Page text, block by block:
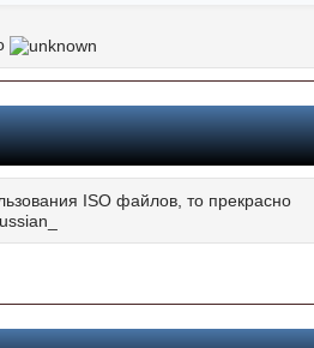
ISO файлов, то прекрасно